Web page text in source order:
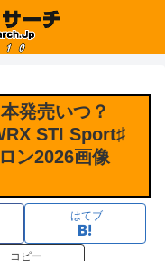
発売いつ？
STI Sport♯
ン2026画像
はてブ
コピー